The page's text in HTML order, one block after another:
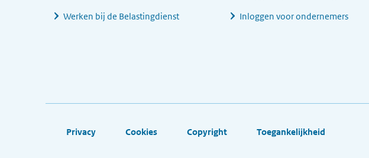
Werken bij de Belastingdienst
Inloggen voor ondernemers
Footer links
Privacy Cookies Copyright Toegankelijkheid